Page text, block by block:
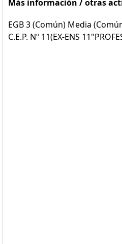
Más información / otras
EGB 3 (Común) Media
C.E.P. Nº 11(EX-ENS